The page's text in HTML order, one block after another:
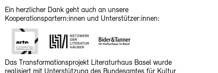
Ein herzlicher Dank geht auch an unsere
Kooperationspartern:innen und Unterstützer:innen:
Das Transformationsprojekt Literaturhaus Basel wurde